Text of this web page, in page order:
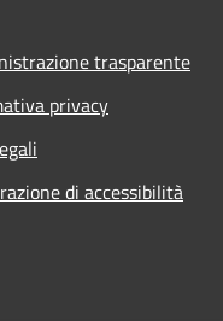
trasparente
privacy
di accessibilità